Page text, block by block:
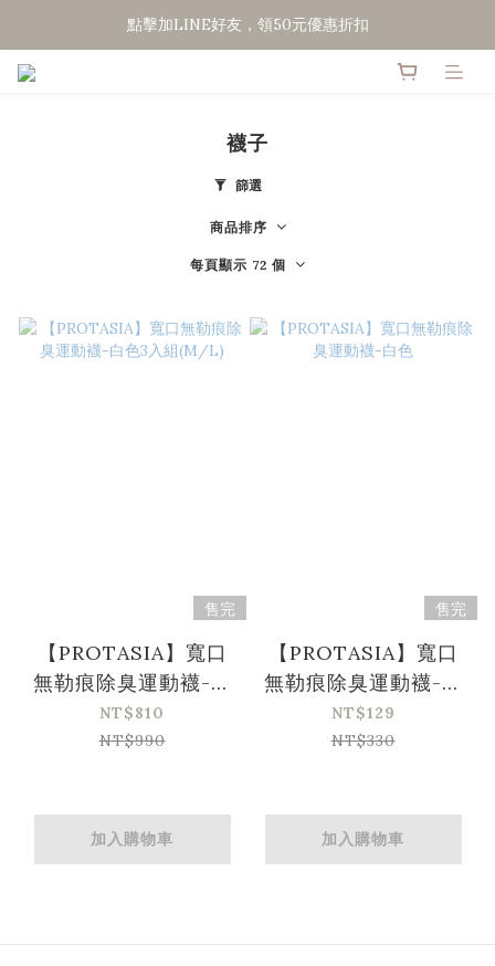
點擊加LINE好友，領50元優惠折扣
點擊加LINE好友，領50元優惠折扣
襪子
篩選
商品排序
每頁顯示 72 個
售完
【PROTASIA】寬口
無勒痕除臭運動襪-白
色3入組(M/L)
NT$810
NT$990
加入購物車
售完
【PROTASIA】寬口
無勒痕除臭運動襪-白
色
NT$129
NT$330
加入購物車